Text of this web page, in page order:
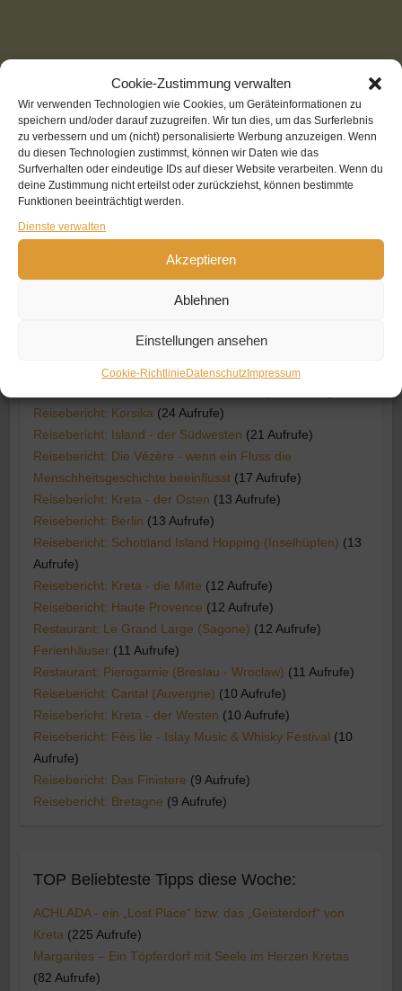
Cookie-Zustimmung verwalten
Wir verwenden Technologien wie Cookies, um Geräteinformationen zu
speichern und/oder darauf zuzugreifen. Wir tun dies, um das Surferlebnis
zu verbessern und um (nicht) personalisierte Werbung anzuzeigen. Wenn
du diesen Technologien zustimmst, können wir Daten wie das
Surfverhalten oder eindeutige IDs auf dieser Website verarbeiten. Wenn du
deine Zustimmung nicht erteilst oder zurückziehst, können bestimmte
Funktionen beeinträchtigt werden.
Dienste verwalten
Akzeptieren
Ablehnen
Einstellungen ansehen
Cookie-Richtlinie Datenschutz Impressum
TOP Reiseberichte diese Woche:
Aktuell (317 Aufrufe)
Restaurant: Peskesi - Authentic Cretan Cuisine (Kreta)
Reisebericht: Ile d' Oleron (84 Aufrufe)
Reisebericht: Belle Ile (Bretagne) (49 Aufrufe)
Reisebericht: Insel Læsø (31 Aufrufe)
Reisebericht: Korsika (24 Aufrufe)
Reisebericht: Island - der Südwesten (21 Aufrufe)
Reisebericht: Die Vézère - wenn ein Fluss die
Menschheitsgeschichte beeinflusst (17 Aufrufe)
Reisebericht: Kreta - der Osten (13 Aufrufe)
Reisebericht: Berlin (13 Aufrufe)
Reisebericht: Schottland Island Hopping (Inselhüpfen) (13
Aufrufe)
Reisebericht: Kreta - die Mitte (12 Aufrufe)
Reisebericht: Haute Provence (12 Aufrufe)
Restaurant: Le Grand Large (Sagone) (12 Aufrufe)
Ferienhäuser (11 Aufrufe)
Restaurant: Pierogarnie (Breslau - Wroclaw) (11 Aufrufe)
Reisebericht: Cantal (Auvergne) (10 Aufrufe)
Reisebericht: Kreta - der Westen (10 Aufrufe)
Reisebericht: Fèis Ìle - Islay Music & Whisky Festival (10
Aufrufe)
Reisebericht: Das Finistere (9 Aufrufe)
Reisebericht: Bretagne (9 Aufrufe)
TOP Beliebteste Tipps diese Woche:
ACHLADA - ein „Lost Place“ bzw. das „Geisterdorf“ von
Kreta (225 Aufrufe)
Margarites – Ein Töpferdorf mit Seele im Herzen Kretas
(82 Aufrufe)